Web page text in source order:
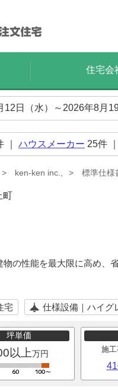
住宅会
12日（水）～2026年8月
｜ ハウスメーカー 25件
ken-ken inc., 標準仕様
町
の性能を最大限に高め、
宅 仕様設備｜ハイグ
坪単価
以上万円 施